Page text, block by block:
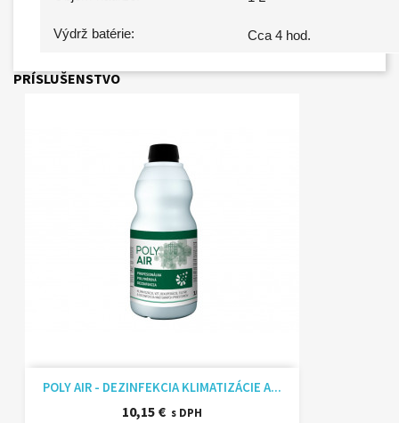
Výdrž batérie: Cca 4 hod.
PRÍSLUŠENSTVO
POLY AIR - DEZINFEKCIA KLIMATIZÁCIE A...
10,15 € s DPH